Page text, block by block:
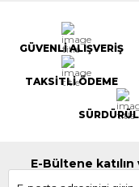
GÜVENLİ ALIŞVERİŞ
TAKSİTLİ ÖDEME
E-Bültene